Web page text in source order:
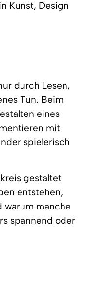
Kunst, Design
durch Lesen,
Tun. Beim
eines
mit
spielerisch
gestaltet
entstehen,
warum manche
spannend oder